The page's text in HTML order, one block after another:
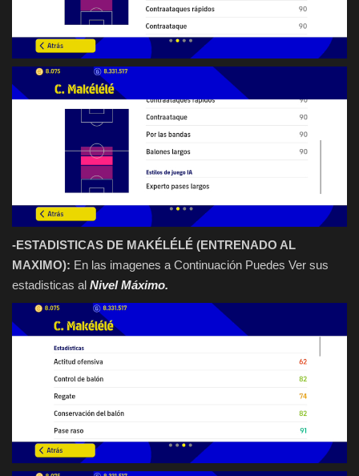
-ESTADISTICAS DE MAKÉLÉLÉ (ENTRENADO AL
MAXIMO): En las imagenes a Continuación Puedes Ver sus
estadisticas al Nivel Máximo.